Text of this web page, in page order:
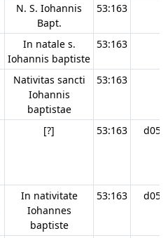
N. S. Iohannis
Bapt.
53:163
In natale s.
Iohannis baptiste
53:163
Nativitas sancti
Iohannis
baptistae
53:163
[?] 53:163 d05
In nativitate
Iohannes
baptiste
53:163 d05